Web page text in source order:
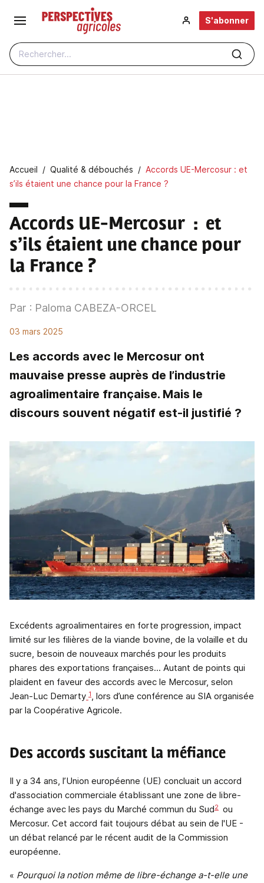
Aller au contenu principal
Rechercher...
S'abonner
Fil d'Ariane
Accueil Qualité & débouchés
Accords UE-Mercosur : et
s’ils étaient une chance pour la France ?
Accords UE-Mercosur : et
s’ils étaient une chance pour
la France ?
Par : Paloma CABEZA-ORCEL
03 mars 2025
Les accords avec le Mercosur ont
mauvaise presse auprès de l’industrie
agroalimentaire française. Mais le
discours souvent négatif est-il justifié ?
Excédents agroalimentaires en forte progression, impact
limité sur les filières de la viande bovine, de la volaille et du
sucre, besoin de nouveaux marchés pour les produits
phares des exportations françaises... Autant de points qui
plaident en faveur des accords avec le Mercosur, selon
Jean-Luc Demarty 1, lors d’une conférence au SIA organisée
par la Coopérative Agricole.
Des accords suscitant la méfiance
Il y a 34 ans, l’Union européenne (UE) concluait un accord
d'association commerciale établissant une zone de libre-
échange avec les pays du Marché commun du Sud2 ou
Mercosur. Cet accord fait toujours débat au sein de l'UE -
un débat relancé par le récent audit de la Commission
européenne.
« Pourquoi la notion même de libre-échange a-t-elle une